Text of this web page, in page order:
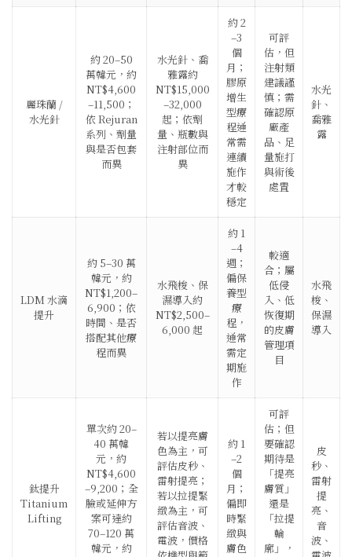
麗珠蘭 /
水光針
約 20–50
萬韓元，約
NT$4,600
–11,500；
依 Rejuran
系列、劑量
與是否包套
而異
水光針、喬
雅露約
NT$15,000
–32,000
起；依劑
量、瓶數與
注射部位而
異
約 2
–3
個
月；
膠原
增生
型療
程通
常需
連續
施作
才較
穩定
可評
估，但
注射類
建議謹
慎；需
確認原
廠產
品、足
量施打
與術後
處置
水光
針、
喬雅
露
LDM 水滴
提升
約 5–30 萬
韓元，約
NT$1,200–
6,900；依
時間、是否
搭配其他療
程而異
水飛梭、保
濕導入約
NT$2,500–
6,000 起
約 1
–4
週；
偏保
養型
療
程，
通常
需定
期施
作
較適
合；屬
低侵
入、低
恢復期
的皮膚
管理項
目
水飛
梭、
保濕
導入
鈦提升
Titanium
Lifting
單次約 20–
40 萬韓
元，約
NT$4,600
–9,200；全
臉或延伸方
案可達約
70–120 萬
韓元，約
若以提亮膚
色為主，可
評估皮秒、
雷射提亮；
若以拉提緊
緻為主，可
評估音波、
電波，價格
約 1
–2
個
月；
偏即
時緊
緻與
膚色
可評
估；但
要確認
期待是
「提亮
膚質」
還是
「拉提
輪
廓」，
皮
秒、
雷射
提
亮、
音
波、